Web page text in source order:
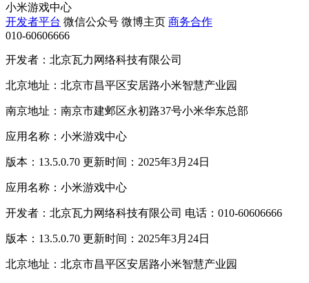
小米游戏中心
开发者平台 微信公众号 微博主页 商务合作
010-60606666
开发者：北京瓦力网络科技有限公司
北京地址：北京市昌平区安居路小米智慧产业园
南京地址：南京市建邺区永初路37号小米华东总部
应用名称：小米游戏中心
版本：13.5.0.70 更新时间：2025年3月24日
应用名称：小米游戏中心
开发者：北京瓦力网络科技有限公司 电话：010-60606666
版本：13.5.0.70 更新时间：2025年3月24日
北京地址：北京市昌平区安居路小米智慧产业园